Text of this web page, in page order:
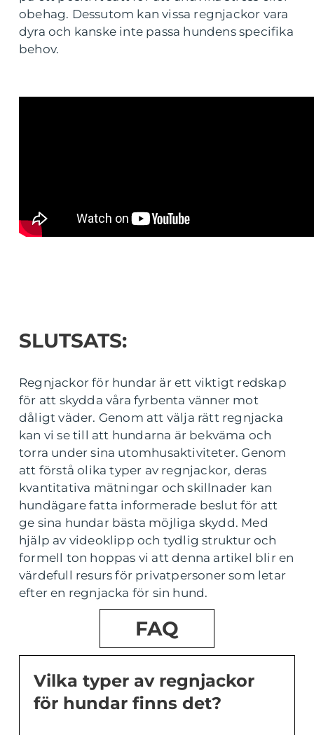
obehag. Dessutom kan vissa regnjackor vara
dyra och kanske inte passa hundens specifika
behov.
SLUTSATS:
Regnjackor för hundar är ett viktigt redskap
för att skydda våra fyrbenta vänner mot
dåligt väder. Genom att välja rätt regnjacka
kan vi se till att hundarna är bekväma och
torra under sina utomhusaktiviteter. Genom
att förstå olika typer av regnjackor, deras
kvantitativa mätningar och skillnader kan
hundägare fatta informerade beslut för att
ge sina hundar bästa möjliga skydd. Med
hjälp av videoklipp och tydlig struktur och
formell ton hoppas vi att denna artikel blir en
värdefull resurs för privatpersoner som letar
efter en regnjacka för sin hund.
FAQ
Vilka typer av regnjackor
för hundar finns det?